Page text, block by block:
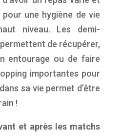
une hygiène de vie
niveau. Les demi-
de récupérer,
entourage ou de faire
importantes pour
sa vie permet d’être
!
et après les matchs